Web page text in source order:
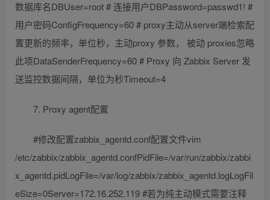
数据库名DBUser=root # 连接用户DBPassword=passwd1! #
用户密码ConfigFrequency=60 # proxy主动从server端检索配
置更新的频率，单位秒，主动proxy 参数， 被动 proxies忽略
此项DataSenderFrequency=60 # Proxy 向 Zabbix Server 发
送监控数据间隔，单位为秒Timeout=4
7. Proxy agent配置
#修改配置zabbix_agentd.conf配置文件vim
/etc/zabbix/zabbix_agentd.confPidFile=/var/run/zabbix/zabbi
x_agentd.pidLogFile=/var/log/zabbix/zabbix_agentd.logLogFil
eSize=0Server=172.16.252.119 #若为纯主动模式需要注释